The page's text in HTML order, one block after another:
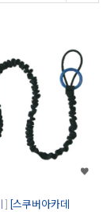
[스쿠버아카데